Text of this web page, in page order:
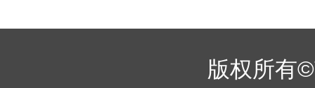
版权所有